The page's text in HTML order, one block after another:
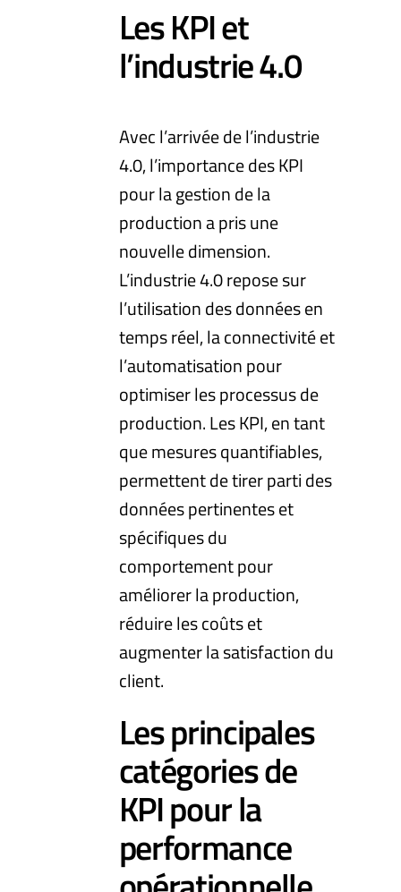
Les KPI et
l’industrie 4.0
Avec l’arrivée de l’industrie
4.0, l’importance des KPI
pour la gestion de la
production a pris une
nouvelle dimension.
L’industrie 4.0 repose sur
l’utilisation des données en
temps réel, la connectivité et
l’automatisation pour
optimiser les processus de
production. Les KPI, en tant
que mesures quantifiables,
permettent de tirer parti des
données pertinentes et
spécifiques du
comportement pour
améliorer la production,
réduire les coûts et
augmenter la satisfaction du
client.
Les principales
catégories de
KPI pour la
performance